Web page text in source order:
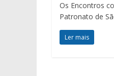
Os Encontros
Patronato de
Ler mais